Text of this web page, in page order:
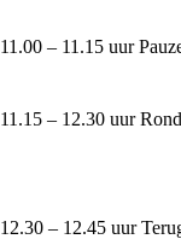
11.00 – 11.15 uur
11.15 – 12.30 uur
12.30 – 12.45 uur